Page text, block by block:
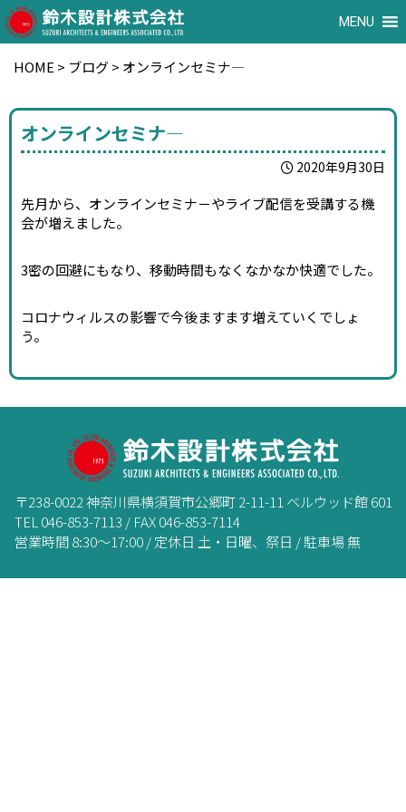
MENU
HOME > ブログ> オンラインセミナ―
オンラインセミナ―
2020年9月30日
先月から、オンラインセミナ－やライブ配信を受講する機
会が増えました。
3密の回避にもなり、移動時間もなくなかなか快適でした。
コロナウィルスの影響で今後ますます増えていくでしょ
う。
〒238-0022 神奈川県横須賀市公郷町 2-11-11 ベルウッド館 601
TEL 046-853-7113 / FAX 046-853-7114
営業時間 8:30～17:00 / 定休日 土・日曜、祭日 / 駐車場 無